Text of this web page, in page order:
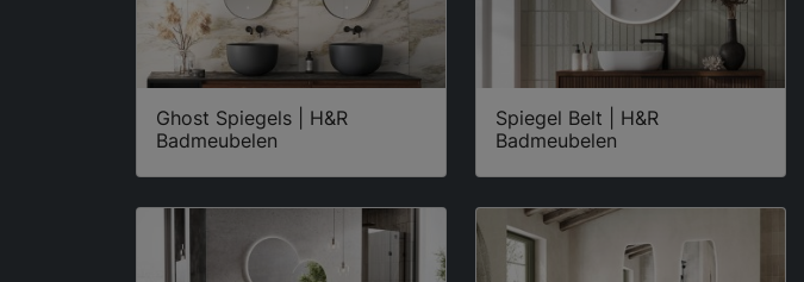
Ghost Spiegels | H&R
Badmeubelen
Spiegel Belt | H&R
Badmeubelen